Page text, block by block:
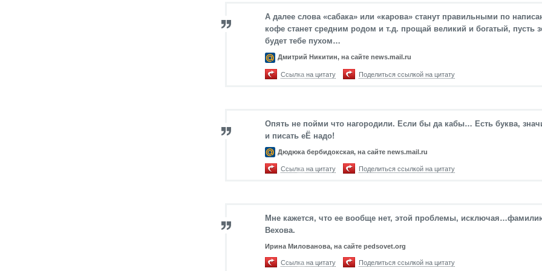
А далее слова «сабака» или «карова» станут правильными по
кофе станет средним родом и т.д. прощай великий и богатый, пусть
будет тебе пухом…
Дмитрий Никитин, на сайте news.mail.ru
Ссылка на цитату Поделиться ссылкой на цитату
Опять не пойми что нагородили. Если бы да кабы… Есть буква,
и писать еЁ надо!
Дюдюка бербидокская, на сайте news.mail.ru
Ссылка на цитату Поделиться ссылкой на цитату
Мне кажется, что ее вообще нет, этой проблемы,
Вехова.
Ирина Милованова, на сайте pedsovet.org
Ссылка на цитату Поделиться ссылкой на цитату